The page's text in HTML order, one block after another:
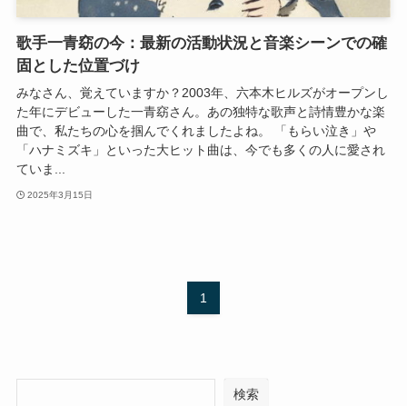
歌手一青窈の今：最新の活動状況と音楽シーンでの確
固とした位置づけ
みなさん、覚えていますか？2003年、六本木ヒルズがオープンし
た年にデビューした一青窈さん。あの独特な歌声と詩情豊かな楽
曲で、私たちの心を掴んでくれましたよね。 「もらい泣き」や
「ハナミズキ」といった大ヒット曲は、今でも多くの人に愛され
ていま...
2025年3月15日
1
検索